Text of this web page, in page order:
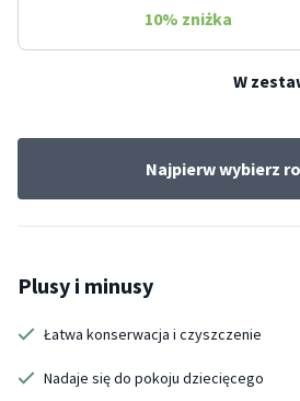
10% zniżka
W
Najpierw wybierz
Plusy i minusy
Łatwa konserwacja i czyszczenie
Nadaje się do pokoju dziecięcego